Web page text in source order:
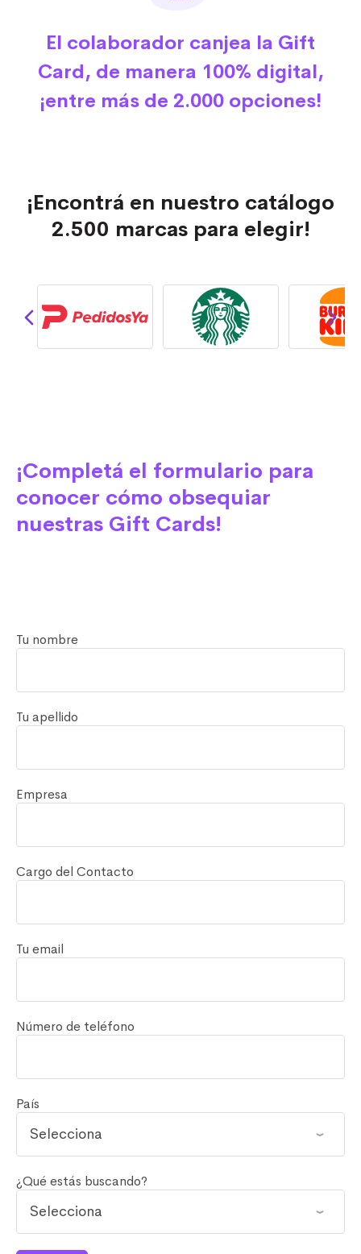
El colaborador canjea la Gift
Card, de manera 100% digital,
¡entre más de 2.000 opciones!
¡Encontrá en nuestro catálogo
2.500 marcas para elegir!
Tu nombre
Tu apellido
Empresa
Cargo del Contacto
Tu email
Número de teléfono
País
¿Qué estás buscando?
¡Completá el formulario para
conocer cómo obsequiar
nuestras Gift Cards!